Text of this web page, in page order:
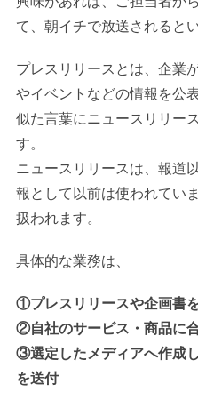
て、朝イチで放送されると
プレスリリースとは、企業
やイベントなどの情報を公
似た言葉にニュースリリー
す。
ニュースリリースは、報道
報として以前は使われてい
扱われます。
具体的な業務は、
①プレスリリースや企画書
②自社のサービス・商品に
③選定したメディアへ作成
を送付